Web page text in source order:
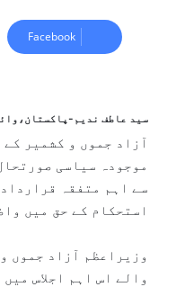
Facebook
سید عاطف ندیم-
آزاد جموں و کشمیر
موجودہ سیاسی
سے اہم متفقہ
استحکام کے حق میں
وزیراعظم آزاد جموں
والے اس اہم اجلاس